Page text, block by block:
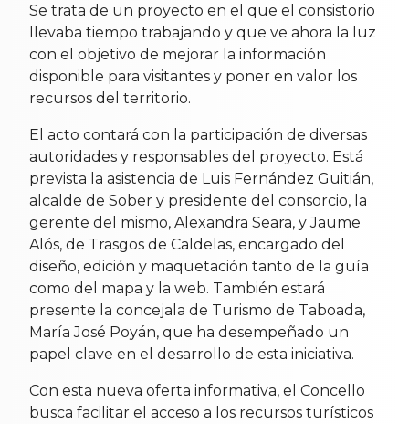
Se trata de un proyecto en el que el consistorio
llevaba tiempo trabajando y que ve ahora la luz
con el objetivo de mejorar la información
disponible para visitantes y poner en valor los
recursos del territorio.
El acto contará con la participación de diversas
autoridades y responsables del proyecto. Está
prevista la asistencia de Luis Fernández Guitián,
alcalde de Sober y presidente del consorcio, la
gerente del mismo, Alexandra Seara, y Jaume
Alós, de Trasgos de Caldelas, encargado del
diseño, edición y maquetación tanto de la guía
como del mapa y la web. También estará
presente la concejala de Turismo de Taboada,
María José Poyán, que ha desempeñado un
papel clave en el desarrollo de esta iniciativa.
Con esta nueva oferta informativa, el Concello
busca facilitar el acceso a los recursos turísticos